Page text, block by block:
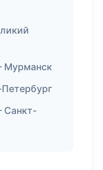
Мурманск
Санкт-